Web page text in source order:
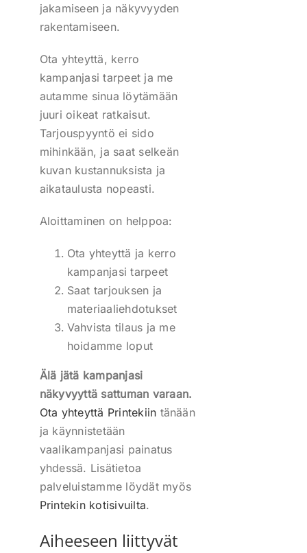
jakamiseen ja näkyvyyden
rakentamiseen.
Ota yhteyttä, kerro
kampanjasi tarpeet ja me
autamme sinua löytämään
juuri oikeat ratkaisut.
Tarjouspyyntö ei sido
mihinkään, ja saat selkeän
kuvan kustannuksista ja
aikataulusta nopeasti.
Aloittaminen on helppoa:
Ota yhteyttä ja kerro
kampanjasi tarpeet
Saat tarjouksen ja
materiaaliehdotukset
Vahvista tilaus ja me
hoidamme loput
Älä jätä kampanjasi
näkyvyyttä sattuman varaan.
Ota yhteyttä Printekiin tänään
ja käynnistetään
vaalikampanjasi painatus
yhdessä. Lisätietoa
palveluistamme löydät myös
Printekin kotisivuilta.
Aiheeseen liittyvät